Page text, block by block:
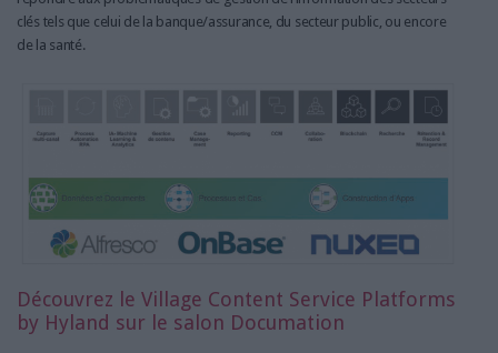
clés tels que celui de la banque/assurance, du secteur public, ou encore
de la santé.
Découvrez le Village Content Service Platforms
by Hyland sur le salon Documation